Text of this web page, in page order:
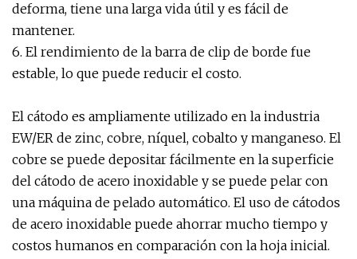
deforma, tiene una larga vida útil y es fácil de
mantener.
6. El rendimiento de la barra de clip de borde fue
estable, lo que puede reducir el costo.
El cátodo es ampliamente utilizado en la industria
EW/ER de zinc, cobre, níquel, cobalto y manganeso. El
cobre se puede depositar fácilmente en la superficie
del cátodo de acero inoxidable y se puede pelar con
una máquina de pelado automático. El uso de cátodos
de acero inoxidable puede ahorrar mucho tiempo y
costos humanos en comparación con la hoja inicial.